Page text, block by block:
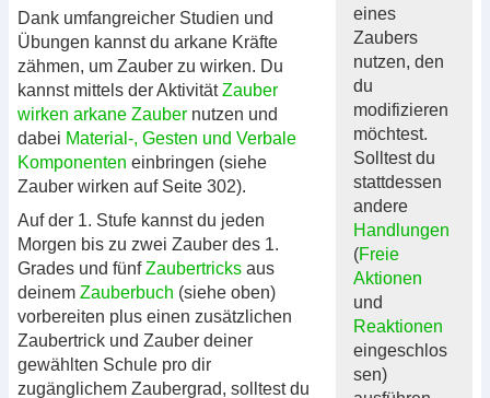
eines
Zaubers
nutzen, den
du
modifizieren
möchtest.
Solltest du
stattdessen
andere
Handlungen
(Freie
Aktionen
und
Reaktionen
eingeschlos
sen)
Dank umfangreicher Studien und
Übungen kannst du arkane Kräfte
zähmen, um Zauber zu wirken. Du
kannst mittels der AktivitätZauber
wirken arkane Zauber nutzen und
dabei Material-, Gesten und Verbale
Komponenten einbringen (siehe
Zauber wirken auf Seite 302).
Auf der 1. Stufe kannst du jeden
Morgen bis zu zwei Zauber des 1.
Grades und fünfZaubertricks aus
deinem Zauberbuch (siehe oben)
vorbereiten plus einen zusätzlichen
Zaubertrick und Zauber deiner
gewählten Schule pro dir
zugänglichem Zaubergrad, solltest du